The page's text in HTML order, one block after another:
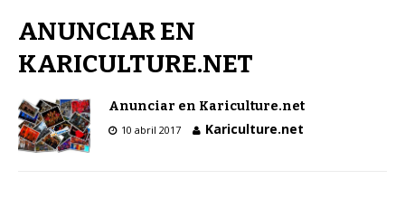
ANUNCIAR EN
KARICULTURE.NET
Anunciar en Kariculture.net
10 abril 2017 Kariculture.net